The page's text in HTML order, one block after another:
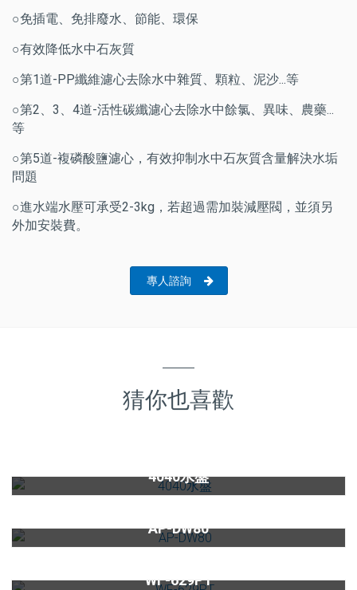
○免插電、免排廢水、節能、環保
○有效降低水中石灰質
○第1道-PP纖維濾心去除水中雜質、顆粒、泥沙...等
○第2、3、4道-活性碳纖濾心去除水中餘氯、異味、農藥...
等
○第5道-複磷酸鹽濾心，有效抑制水中石灰質含量解決水垢
問題
○進水端水壓可承受2-3kg，若超過需加裝減壓閥，並須另
外加安裝費。
專人諮詢
猜你也喜歡
4040水盤
AP-DW80
WF-629PT